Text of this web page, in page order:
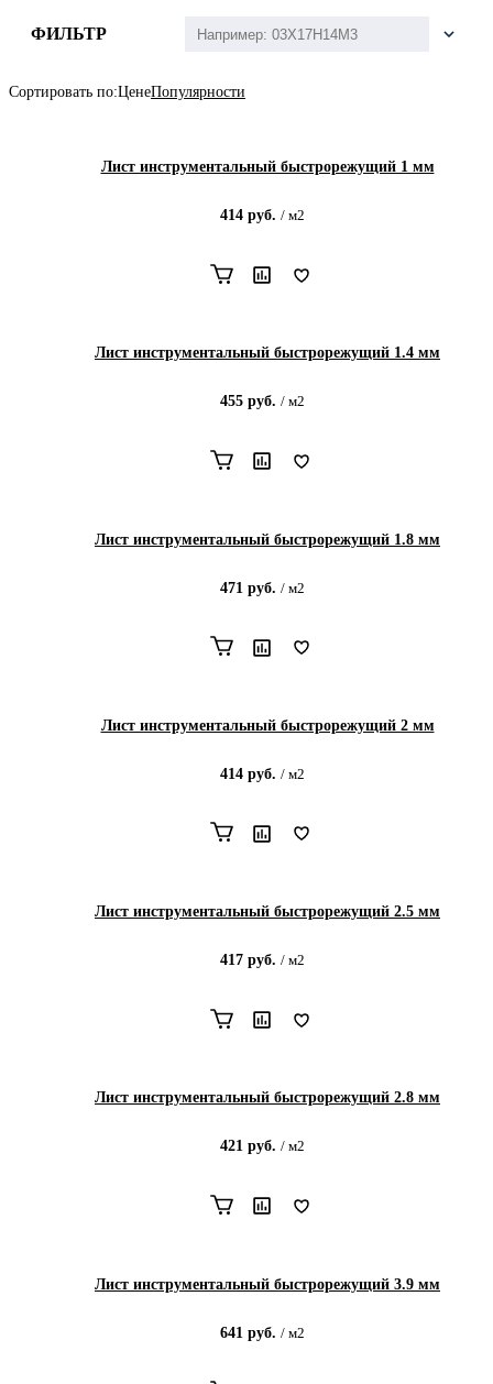
ФИЛЬТР
Сортировать по:ЦенеПопулярности
Лист инструментальный быстрорежущий 1 мм
414руб. / м2
Лист инструментальный быстрорежущий 1.4 мм
455руб. / м2
Лист инструментальный быстрорежущий 1.8 мм
471 руб. / м2
Лист инструментальный быстрорежущий 2 мм
414руб. / м2
Лист инструментальный быстрорежущий 2.5 мм
417руб. / м2
Лист инструментальный быстрорежущий 2.8 мм
421руб. / м2
Лист инструментальный быстрорежущий 3.9 мм
641 руб. / м2